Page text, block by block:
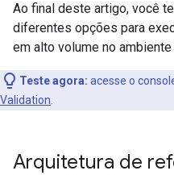
Ao final deste artigo, você
diferentes opções para
em alto volume no
Teste agora: acesse o
Validation
Arquitetura de